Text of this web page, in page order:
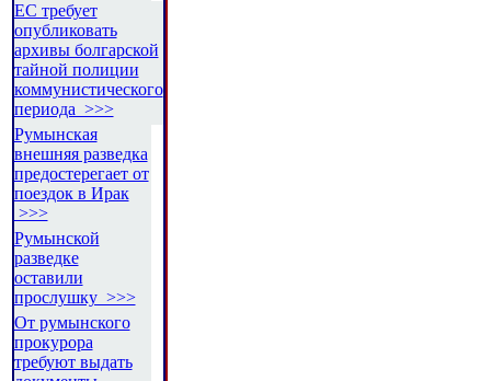
ЕС требует
опубликовать
архивы болгарской
тайной полиции
коммунистического
периода >>>
Румынская
внешняя разведка
предостерегает от
поездок в Ирак
>>>
Румынской
разведке
оставили
прослушку >>>
От румынского
прокурора
требуют выдать